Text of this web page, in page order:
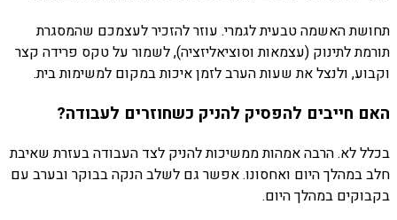
תחושת האשמה טבעית לגמרי. עוזר להזכיר לעצמכם שהמסגרת
תורמת לתינוק (עצמאות וסוציאליזציה), לשמור על טקס פרידה קצר
וקבוע, ולנצל את שעות הערב לזמן איכות במקום למשימות בית.
האם חייבים להפסיק להניק כשחוזרים לעבודה?
בכלל לא. הרבה אמהות ממשיכות להניק לצד העבודה בעזרת שאיבת
חלב במהלך היום ואחסונו. אפשר גם לשלב הנקה בבוקר ובערב עם
בקבוקים במהלך היום.